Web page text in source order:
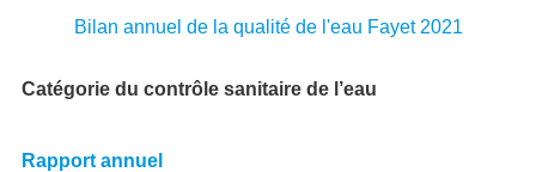
Bilan annuel de la qualité de l'eau Fayet 2021
Catégorie du contrôle sanitaire de l’eau
Rapport annuel